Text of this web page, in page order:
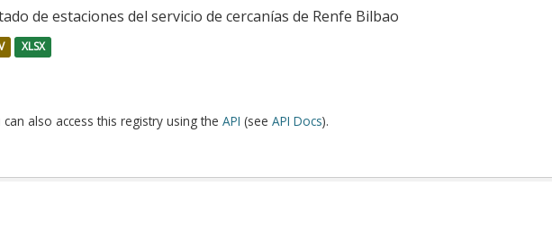
de estaciones del servicio de cercanías de Renfe Bilbao
XLSX
can also access this registry using the API (see API Docs).